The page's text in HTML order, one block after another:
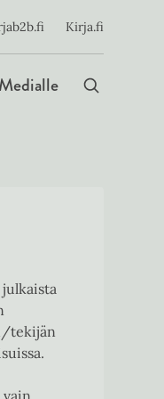
Kirja.fi
Medialle
tekijän
vain